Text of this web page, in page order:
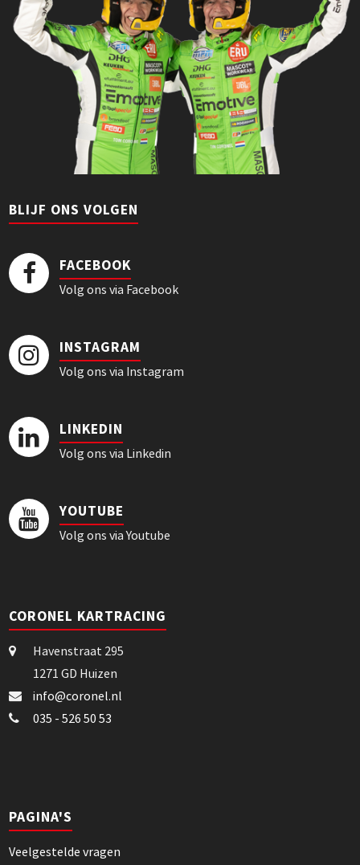
BLIJF ONS VOLGEN
FACEBOOK
Volg ons via Facebook
INSTAGRAM
Volg ons via Instagram
LINKEDIN
Volg ons via Linkedin
YOUTUBE
Volg ons via Youtube
CORONEL KARTRACING
Havenstraat 295
1271 GD Huizen
info@coronel.nl
035 - 526 50 53
PAGINA'S
Veelgestelde vragen